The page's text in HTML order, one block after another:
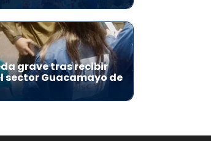
grave tras recibir
sector Guacamayo de